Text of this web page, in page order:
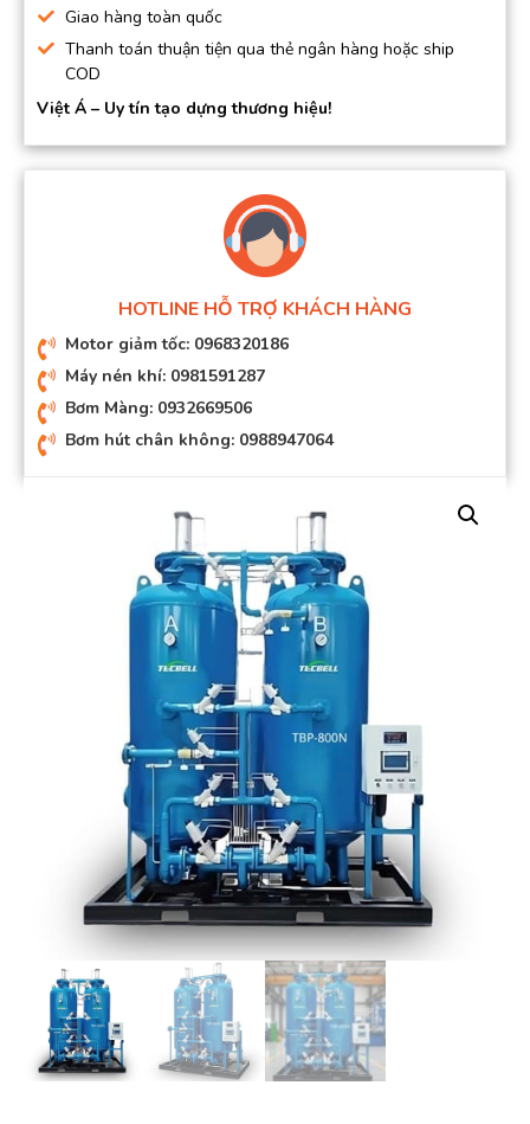
Giao hàng toàn quốc
Thanh toán thuận tiện qua thẻ ngân hàng hoặc ship
COD
Việt Á – Uy tín tạo dựng thương hiệu!
HOTLINE HỖ TRỢ KHÁCH HÀNG
Motor giảm tốc: 0968320186
Máy nén khí: 0981591287
Bơm Màng: 0932669506
Bơm hút chân không: 0988947064